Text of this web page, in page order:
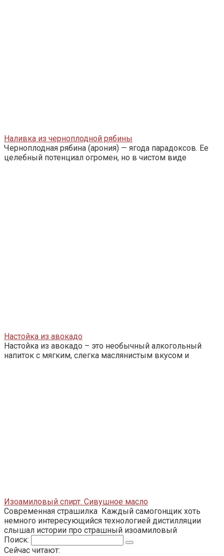
Наливка из черноплодной рябины
Черноплодная рябина (арония) — ягода парадоксов. Ее
целебный потенциал огромен, но в чистом виде
Настойка из авокадо
Настойка из авокадо – это необычный алкогольный
напиток с мягким, слегка маслянистым вкусом и
Изоамиловый спирт. Сивушное масло
Современная страшилка Каждый самогонщик хоть
немного интересующийся технологией дистилляции
слышал истории про страшный изоамиловый
Поиск:
Сейчас читают: